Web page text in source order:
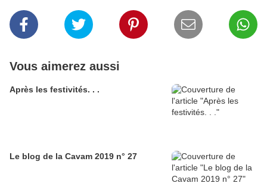
Vous aimerez aussi
Après les festivités. . .
Le blog de la Cavam 2019 n° 27